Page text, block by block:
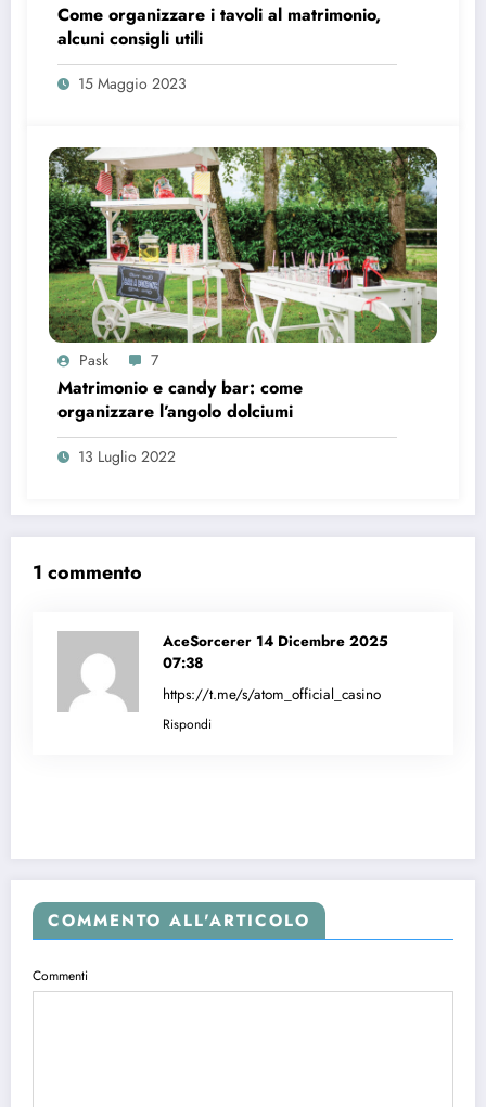
Come organizzare i tavoli al matrimonio,
alcuni consigli utili
15 Maggio 2023
Pask 7
Matrimonio e candy bar: come
organizzare l’angolo dolciumi
13 Luglio 2022
1 commento
AceSorcerer 14 Dicembre 2025
07:38
https://t.me/s/atom_official_casino
Rispondi
COMMENTO ALL'ARTICOLO
Commenti